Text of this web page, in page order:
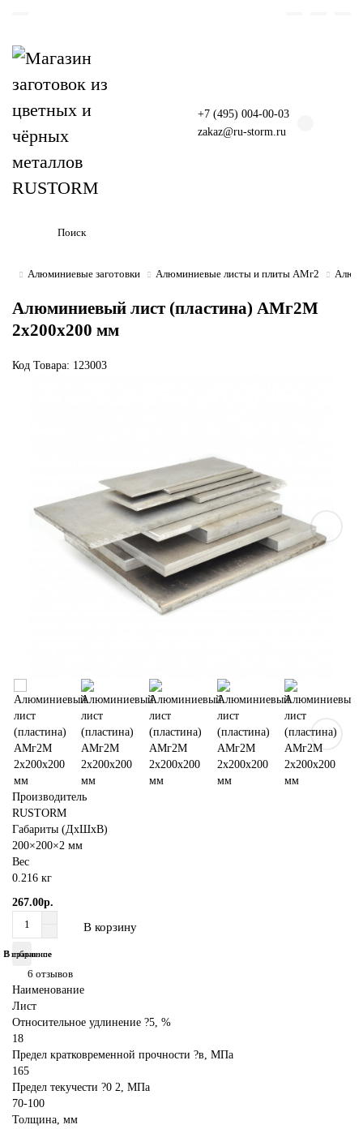
+7 (495) 004-00-03
zakaz@ru-storm.ru
Алюминиевые заготовки Алюминиевые листы и плиты АМг2
Алюминиевый лист (пластина) АМг2М
2х200х200 мм
Код Товара: 123003
Производитель
RUSTORM
Габариты (ДхШхВ)
200×200×2 мм
Вес
0.216 кг
267.00р.
В корзину
В избранное
В сравнение
6 отзывов
Наименование
Лист
Относительное удлинение ?5, %
18
Предел кратковременной прочности ?в, МПа
165
Предел текучести ?0 2, МПа
70-100
Толщина, мм